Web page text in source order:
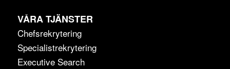
VÅRA TJÄNSTER
Chefsrekrytering
Specialistrekrytering
Executive Search